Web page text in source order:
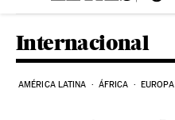
Internacional
AMÉRICA LATINA ÁFRICA EUROPA